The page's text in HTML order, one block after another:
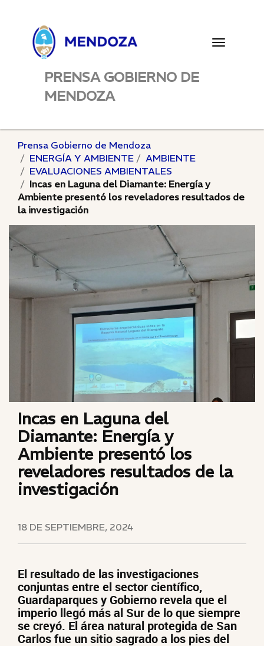
Toggle
PRENSA GOBIERNO DE
MENDOZA
Prensa Gobierno de Mendoza
ENERGÍA Y AMBIENTE
AMBIENTE
EVALUACIONES AMBIENTALES
Incas en Laguna del Diamante: Energía y
Ambiente presentó los reveladores resultados de
la investigación
Incas en Laguna del
Diamante: Energía y
Ambiente presentó los
reveladores resultados de la
investigación
18 DE SEPTIEMBRE, 2024
El resultado de las investigaciones
conjuntas entre el sector científico,
Guardaparques y Gobierno revela que el
imperio llegó más al Sur de lo que siempre
se creyó. El área natural protegida de San
Carlos fue un sitio sagrado a los pies del